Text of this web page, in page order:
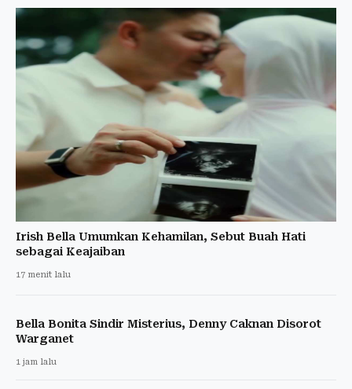
Irish Bella Umumkan Kehamilan, Sebut Buah Hati
sebagai Keajaiban
17 menit lalu
Bella Bonita Sindir Misterius, Denny Caknan Disorot
Warganet
1 jam lalu